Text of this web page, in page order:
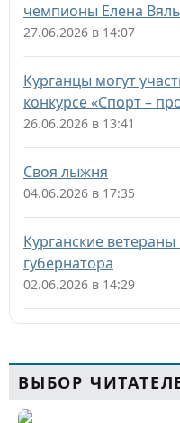
чемпионы Елена
27.06.2026 в 14:07
Курганцы могут
конкурсе «Спорт –
26.06.2026 в 13:41
Своя лыжня
04.06.2026 в 17:35
Курганские
губернатора
02.06.2026 в 14:29
ВЫБОР